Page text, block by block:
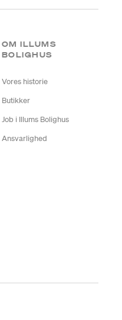
OM ILLUMS
BOLIGHUS
Vores historie
Butikker
Job i Illums Bolighus
Ansvarlighed